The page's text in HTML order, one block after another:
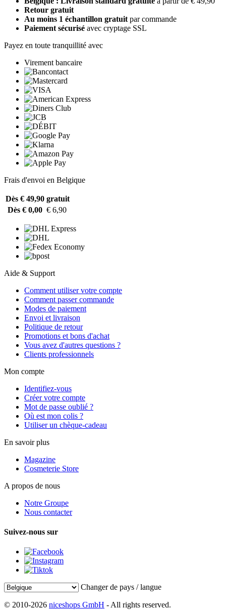
Retour gratuit
Au moins 1 échantillon gratuit par commande
Paiement sécurisé avec cryptage SSL
Payez en toute tranquillité avec
Virement bancaire
Frais d'envoi en Belgique
Dès € 49,90 gratuit
Dès € 0,00 € 6,90
Aide & Support
Comment utiliser votre compte
Comment passer commande
Modes de paiement
Envoi et livraison
Politique de retour
Promotions et bons d'achat
Vous avez d'autres questions ?
Clients professionnels
Mon compte
Identifiez-vous
Créer votre compte
Mot de passe oublié ?
Où est mon colis ?
Utiliser un chèque-cadeau
En savoir plus
Magazine
Cosmeterie Store
A propos de nous
Notre Groupe
Nous contacter
Suivez-nous sur
Changer de pays / langue
© 2010-2026 niceshops GmbH - All rights reserved.